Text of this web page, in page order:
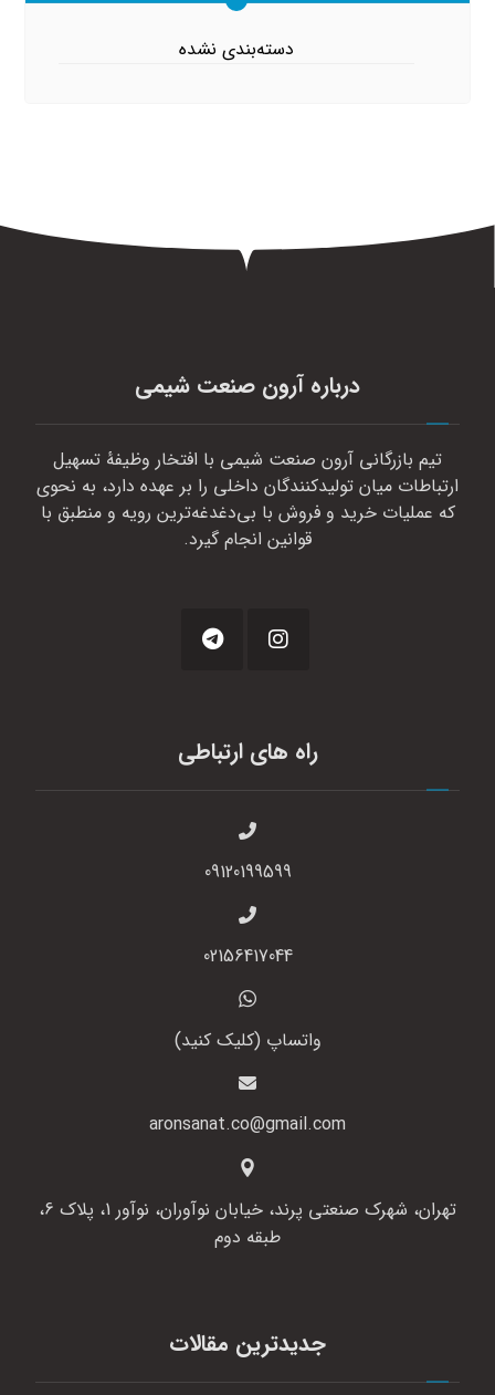
دسته‌بندی نشده
درباره آرون صنعت شیمی
تیم بازرگانی آرون صنعت شیمی با افتخار وظیفهٔ تسهیل
ارتباطات میان تولیدکنندگان داخلی را بر عهده دارد، به نحوی
که عملیات خرید و فروش با بی‌دغدغه‌ترین رویه و منطبق با
قوانین انجام گیرد.
راه های ارتباطی
09120199599
02156417044
واتساپ (کلیک کنید)
aronsanat.co@gmail.com
تهران، شهرک صنعتی پرند، خیابان نوآوران، نوآور 1، پلاک 6،
طبقه دوم
جدیدترین مقالات